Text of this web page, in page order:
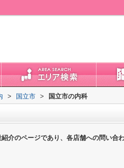
> 国立市 > 国立市の内科
介のページであり、各店舗への問い合